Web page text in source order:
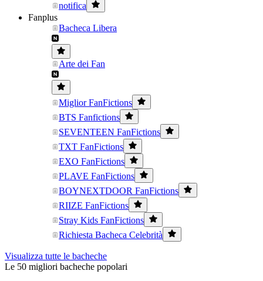
notifica
Fanplus
Bacheca Libera
Arte dei Fan
Miglior FanFictions
BTS Fanfictions
SEVENTEEN FanFictions
TXT FanFictions
EXO FanFictions
PLAVE FanFictions
BOYNEXTDOOR FanFictions
RIIZE FanFictions
Stray Kids FanFictions
Richiesta Bacheca Celebrità
Visualizza tutte le bacheche
Le 50 migliori bacheche popolari